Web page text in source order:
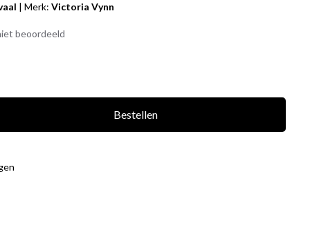
|Merk:Victoria Vynn
beoordeeld
Bestellen